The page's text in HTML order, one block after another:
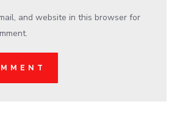
and website in this browser for